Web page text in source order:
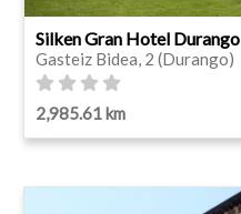
Silken Gran Hotel Durango
Gasteiz Bidea, 2 (Durango)
2,985.61 km